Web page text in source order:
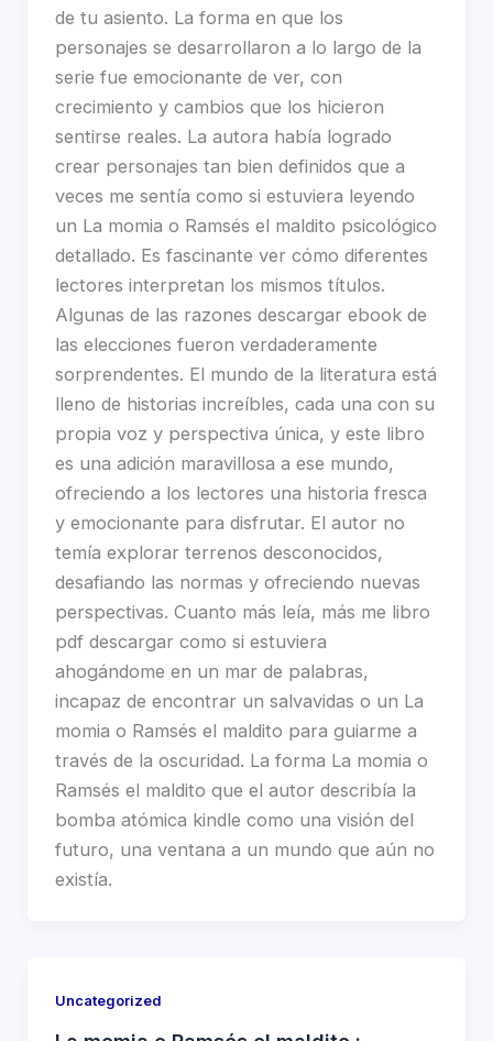
de tu asiento. La forma en que los
personajes se desarrollaron a lo largo de la
serie fue emocionante de ver, con
crecimiento y cambios que los hicieron
sentirse reales. La autora había logrado
crear personajes tan bien definidos que a
veces me sentía como si estuviera leyendo
un La momia o Ramsés el maldito psicológico
detallado. Es fascinante ver cómo diferentes
lectores interpretan los mismos títulos.
Algunas de las razones descargar ebook de
las elecciones fueron verdaderamente
sorprendentes. El mundo de la literatura está
lleno de historias increíbles, cada una con su
propia voz y perspectiva única, y este libro
es una adición maravillosa a ese mundo,
ofreciendo a los lectores una historia fresca
y emocionante para disfrutar. El autor no
temía explorar terrenos desconocidos,
desafiando las normas y ofreciendo nuevas
perspectivas. Cuanto más leía, más me libro
pdf descargar como si estuviera
ahogándome en un mar de palabras,
incapaz de encontrar un salvavidas o un La
momia o Ramsés el maldito para guiarme a
través de la oscuridad. La forma La momia o
Ramsés el maldito que el autor describía la
bomba atómica kindle como una visión del
futuro, una ventana a un mundo que aún no
existía.
Uncategorized